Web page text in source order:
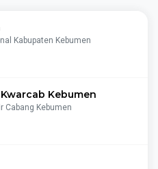
Kabupaten Kebumen
Kebumen
Cabang Kebumen